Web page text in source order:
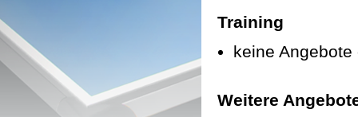
Training
keine
Weitere